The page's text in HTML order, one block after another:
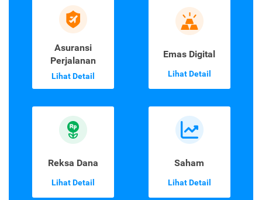
Asuransi
Perjalanan
Lihat Detail
Emas Digital
Lihat Detail
Reksa Dana
Lihat Detail
Saham
Lihat Detail